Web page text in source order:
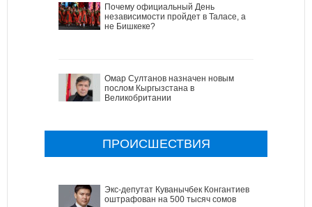
Почему официальный День
независимости пройдет в Таласе, а
не Бишкеке?
Омар Султанов назначен новым
послом Кыргызстана в
Великобритании
ПРОИСШЕСТВИЯ
Экс-депутат Куванычбек Конгантиев
оштрафован на 500 тысяч сомов